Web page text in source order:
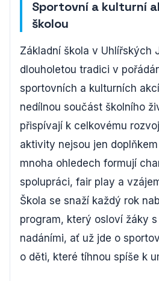
Sportovní a kulturní
školou
Základní škola v Uhlířských
dlouholetou tradici v
sportovních a kulturních
nedílnou součást školního
přispívají k celkovému
aktivity nejsou jen
mnoha ohledech formují
spolupráci, fair play a
Škola se snaží každý rok
program, který osloví žáky
nadáními, ať už jde o
o děti, které tíhnou spíše k